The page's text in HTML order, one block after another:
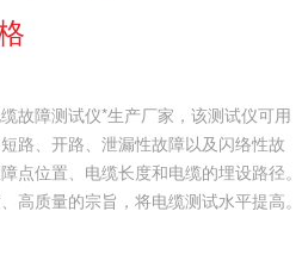
故障测试仪*生产厂家，该测试仪可用
路、开路、泄漏性故障以及闪络性故
点位置、电缆长度和电缆的埋设路径。
高质量的宗旨，将电缆测试水平提高。